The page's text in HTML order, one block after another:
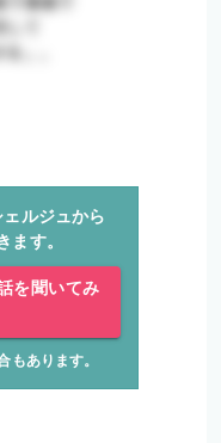
ルジュから
ます。
を聞いてみ
あります。